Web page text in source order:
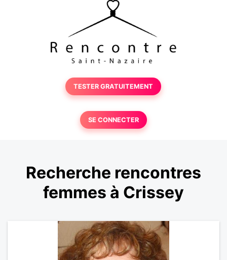
TESTER GRATUITEMENT
SE CONNECTER
Recherche rencontres
femmes à Crissey